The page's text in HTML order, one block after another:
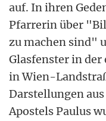
auf. In ihren
Pfarrerin über
zu machen sind"
Glasfenster in der
in Wien-
Darstellungen aus
Apostels Paulus